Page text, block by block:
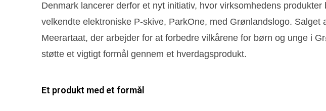
Denmark lancerer derfor et nyt initiativ, hvor virksomhedens
velkendte elektroniske P-skive, ParkOne, med Grønlandslogo.
Meerartaat, der arbejder for at forbedre vilkårene for børn og unge i
støtte et vigtigt formål gennem et hverdagsprodukt.
Et produkt med et formål